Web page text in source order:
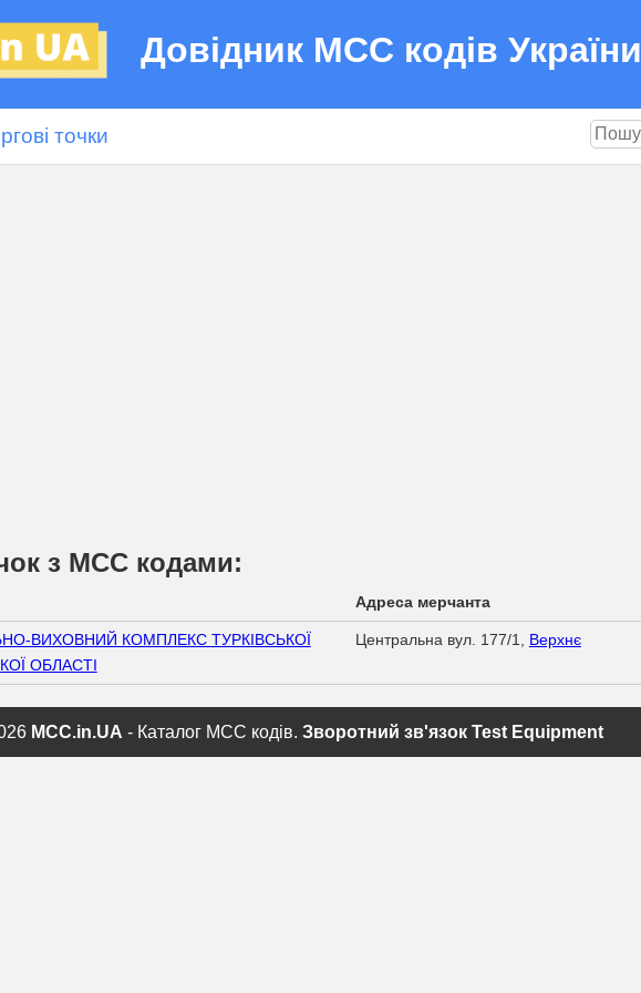
Довідник МСС кодів України
точки
з МСС кодами:
Адреса мерчанта
ВИХОВНИЙ КОМПЛЕКС ТУРКІВСЬКОЇ
ОБЛАСТІ
Центральна вул. 177/1, Верхнє
MCC.in.UA - Каталог MCC кодів. Зворотний зв'язок Test Equipment